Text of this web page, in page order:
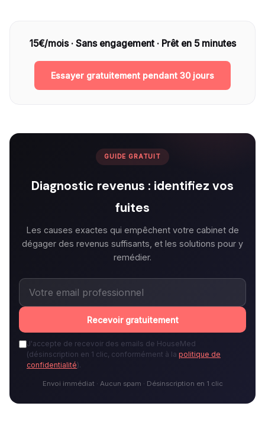
15€/mois · Sans engagement · Prêt en 5 minutes
Essayer gratuitement pendant 30 jours
GUIDE GRATUIT
Diagnostic revenus : identifiez vos
fuites
Les causes exactes qui empêchent votre cabinet de
dégager des revenus suffisants, et les solutions pour y
remédier.
Recevoir gratuitement
J'accepte de recevoir des emails de HouseMed
(désinscription en 1 clic, conformément à la politique de
confidentialité).
Envoi immédiat · Aucun spam · Désinscription en 1 clic